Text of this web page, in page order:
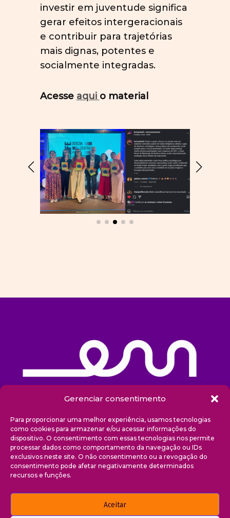
Gerenciar consentimento
Para proporcionar uma melhor experiência, usamos tecnologias
como cookies para armazenar e/ou acessar informações do
dispositivo. O consentimento com essas tecnologias nos permite
processar dados como comportamento da navegação ou IDs
exclusivos neste site. O não consentimento ou a revogação do
consentimento pode afetar negativamente determinados
recursos e funções.
Aceitar
investir em juventude significa
gerar efeitos intergeracionais
e contribuir para trajetórias
mais dignas, potentes e
socialmente integradas.
Acesse aqui o material
Sobre nós
Projetos
Blog